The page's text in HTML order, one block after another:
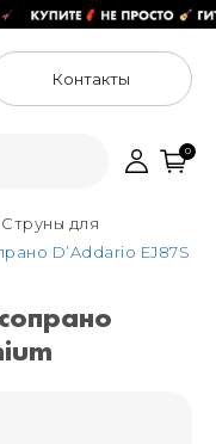
Контакты
36с15,
0
Струны для
D’Addario EJ87S